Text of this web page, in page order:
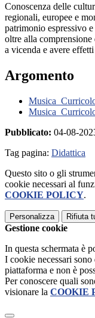
Conoscenza delle
regionali, europee e
patrimonio espressivo
oltre alla
a vicenda e avere
Argomento
Pubblicato: 04-08-
Tag pagina: Didattica
Questo sito o gli
cookie necessari al
COOKIE POLICY.
Personalizza Rifiuta
Gestione cookie
In questa schermata è
I cookie necessari
piattaforma e non è
Per conoscere quali
visionare la COOKIE